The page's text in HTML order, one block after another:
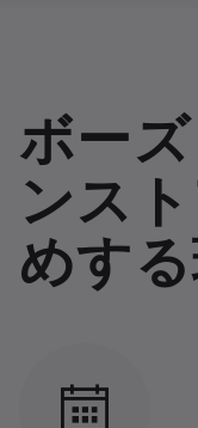
ボー
ンス
めす